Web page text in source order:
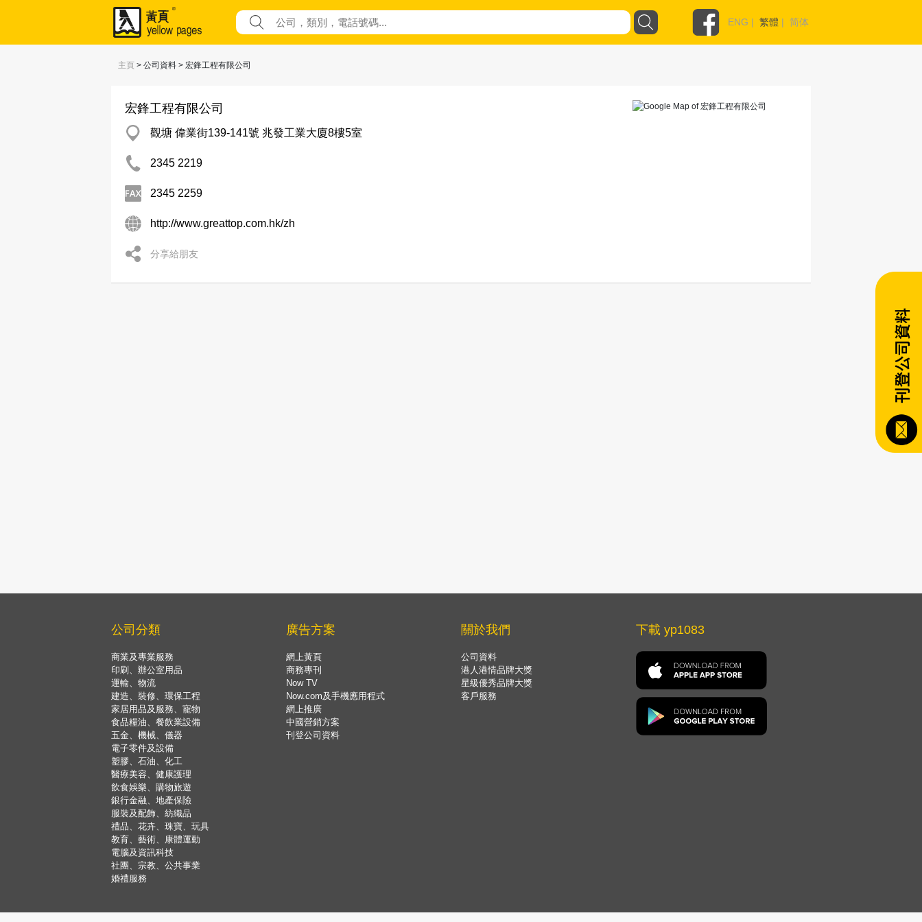
ENG | 繁體 | 简体
主頁 > 公司資料 > 宏鋒工程有限公司
宏鋒工程有限公司
觀塘 偉業街139-141號 兆發工業大廈8樓5室
2345 2219
2345 2259
http://www.greattop.com.hk/zh
分享給朋友
公司分類
商業及專業服務
印刷、辦公室用品
運輸、物流
建造、裝修、環保工程
家居用品及服務、寵物
食品糧油、餐飲業設備
五金、機械、儀器
電子零件及設備
塑膠、石油、化工
醫療美容、健康護理
飲食娛樂、購物旅遊
銀行金融、地產保險
服裝及配飾、紡織品
禮品、花卉、珠寶、玩具
教育、藝術、康體運動
電腦及資訊科技
社團、宗教、公共事業
婚禮服務
廣告方案
網上黃頁
商務專刊
Now TV
Now.com及手機應用程式
網上推廣
中國營銷方案
刊登公司資料
關於我們
公司資料
港人港情品牌大獎
星級優秀品牌大獎
客戶服務
下載 yp1083